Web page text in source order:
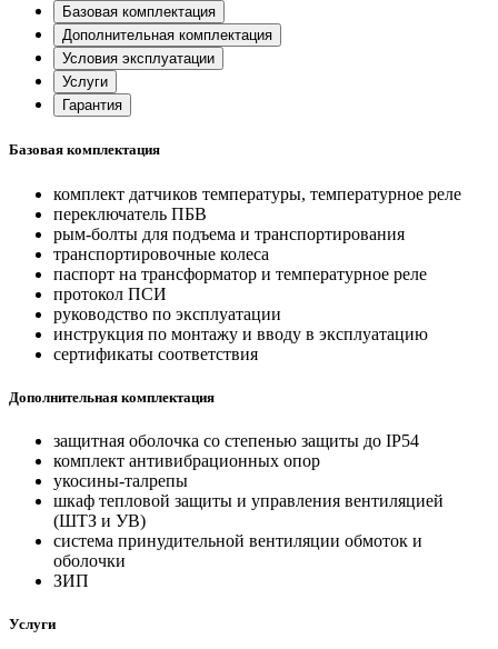
Базовая комплектация
Дополнительная комплектация
Условия эксплуатации
Услуги
Гарантия
Базовая комплектация
комплект датчиков температуры, температурное реле
переключатель ПБВ
рым-болты для подъема и транспортирования
транспортировочные колеса
паспорт на трансформатор и температурное реле
протокол ПСИ
руководство по эксплуатации
инструкция по монтажу и вводу в эксплуатацию
сертификаты соответствия
Дополнительная комплектация
защитная оболочка со степенью защиты до IP54
комплект антивибрационных опор
укосины-талрепы
шкаф тепловой защиты и управления вентиляцией
(ШТЗ и УВ)
система принудительной вентиляции обмоток и
оболочки
ЗИП
Услуги